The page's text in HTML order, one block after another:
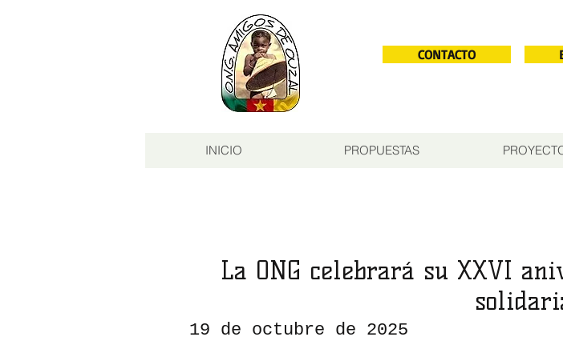
CONTACTO
INICIO PROPUESTAS
La ONG celebrará su XXVI
19 de octubre de 2025